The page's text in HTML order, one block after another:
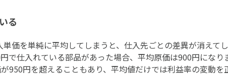
る
価を単純に平均してしまうと、仕入先ごとの差異が消えて
で仕入れている部品があった場合、平均原価は900円になり
950円を超えることもあり、平均値だけでは利益率の変動を